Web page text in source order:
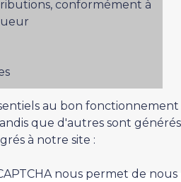
conformément à
au bon fonctionnement
que d'autres sont générés
à notre site :
nous permet de nous